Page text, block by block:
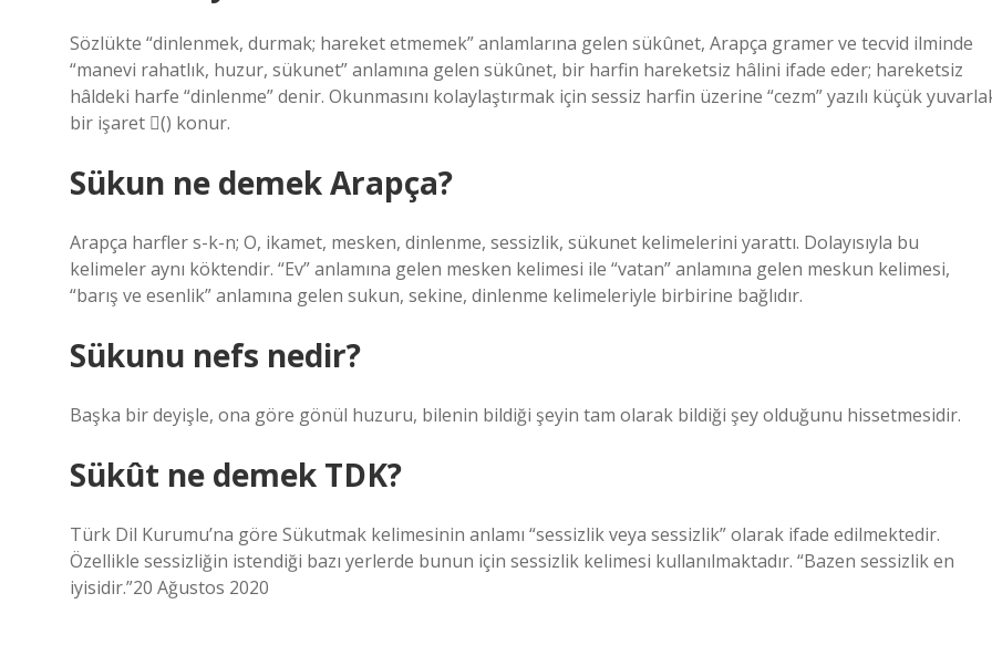
Sözlükte “dinlenmek, durmak; hareket etmemek” anlamlarına gelen sükûnet, Arapça gramer ve tecvid ilminde
“manevi rahatlık, huzur, sükunet” anlamına gelen sükûnet, bir harfin hareketsiz hâlini ifade eder; hareketsiz
hâldeki harfe “dinlenme” denir. Okunmasını kolaylaştırmak için sessiz harfin üzerine “cezm” yazılı küçük
bir işaret (ْ) konur.
Sükun ne demek Arapça?
Arapça harfler s-k-n; O, ikamet, mesken, dinlenme, sessizlik, sükunet kelimelerini yarattı. Dolayısıyla bu
kelimeler aynı köktendir. “Ev” anlamına gelen mesken kelimesi ile “vatan” anlamına gelen meskun kelimesi,
“barış ve esenlik” anlamına gelen sukun, sekine, dinlenme kelimeleriyle birbirine bağlıdır.
Sükunu nefs nedir?
Başka bir deyişle, ona göre gönül huzuru, bilenin bildiği şeyin tam olarak bildiği şey olduğunu hissetmesidir.
Sükût ne demek TDK?
Türk Dil Kurumu’na göre Sükutmak kelimesinin anlamı “sessizlik veya sessizlik” olarak ifade edilmektedir.
Özellikle sessizliğin istendiği bazı yerlerde bunun için sessizlik kelimesi kullanılmaktadır. “Bazen sessizlik en
iyisidir.”20 Ağustos 2020